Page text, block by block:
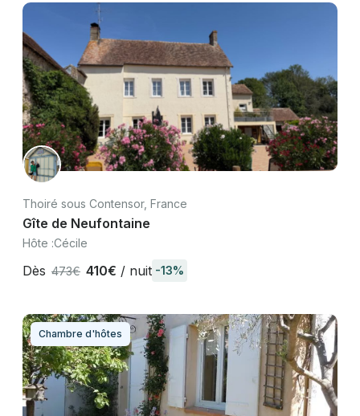
Thoiré sous Contensor, France
Gîte de Neufontaine
Hôte :Cécile
Dès 473€ 410€ / nuit -13%
Chambre d'hôtes